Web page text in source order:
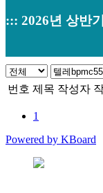
::: 2026년 상반
번호 제목 작성자
1
Powered by KBoard